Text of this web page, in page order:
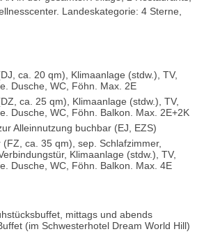
Landeskategorie: 4 Sterne,
ca. 20 qm), Klimaanlage (stdw.), TV,
Dusche, WC, Föhn. Max. 2E
ca. 25 qm), Klimaanlage (stdw.), TV,
Dusche, WC, Föhn. Balkon. Max. 2E+2K
Alleinnutzung buchbar (EJ, EZS)
(FZ, ca. 35 qm), sep. Schlafzimmer,
Klimaanlage (stdw.), TV,
Dusche, WC, Föhn. Balkon. Max. 4E
mittags und abends
(im Schwesterhotel Dream World Hill)